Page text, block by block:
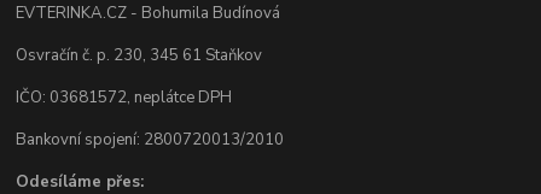
EVTERINKA.CZ - Bohumila Budínová
Osvračín č. p. 230, 345 61 Staňkov
IČO: 03681572, neplátce DPH
Bankovní spojení: 2800720013/2010
Odesíláme přes: